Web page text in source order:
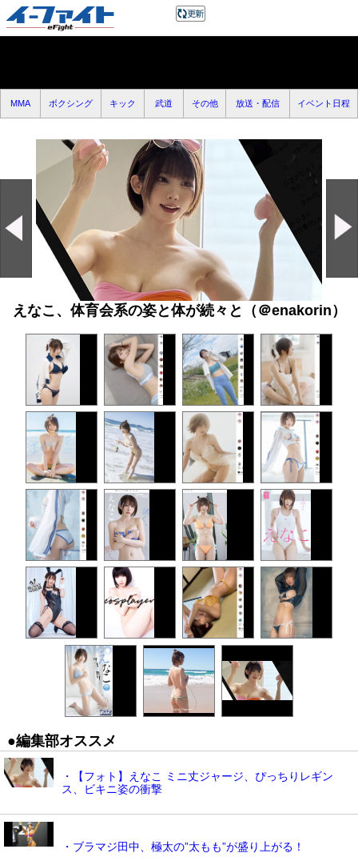
MMA ボクシング キック 武道 その他 放送・配信 イベント日程
えなこ、体育会系の姿と体が続々と（＠enakorin）
●編集部オススメ
・【フォト】えなこ ミニ丈ジャージ、ぴっちりレギン
ス、ビキニ姿の衝撃
・ブラマジ田中、極太の”太もも”が盛り上がる！